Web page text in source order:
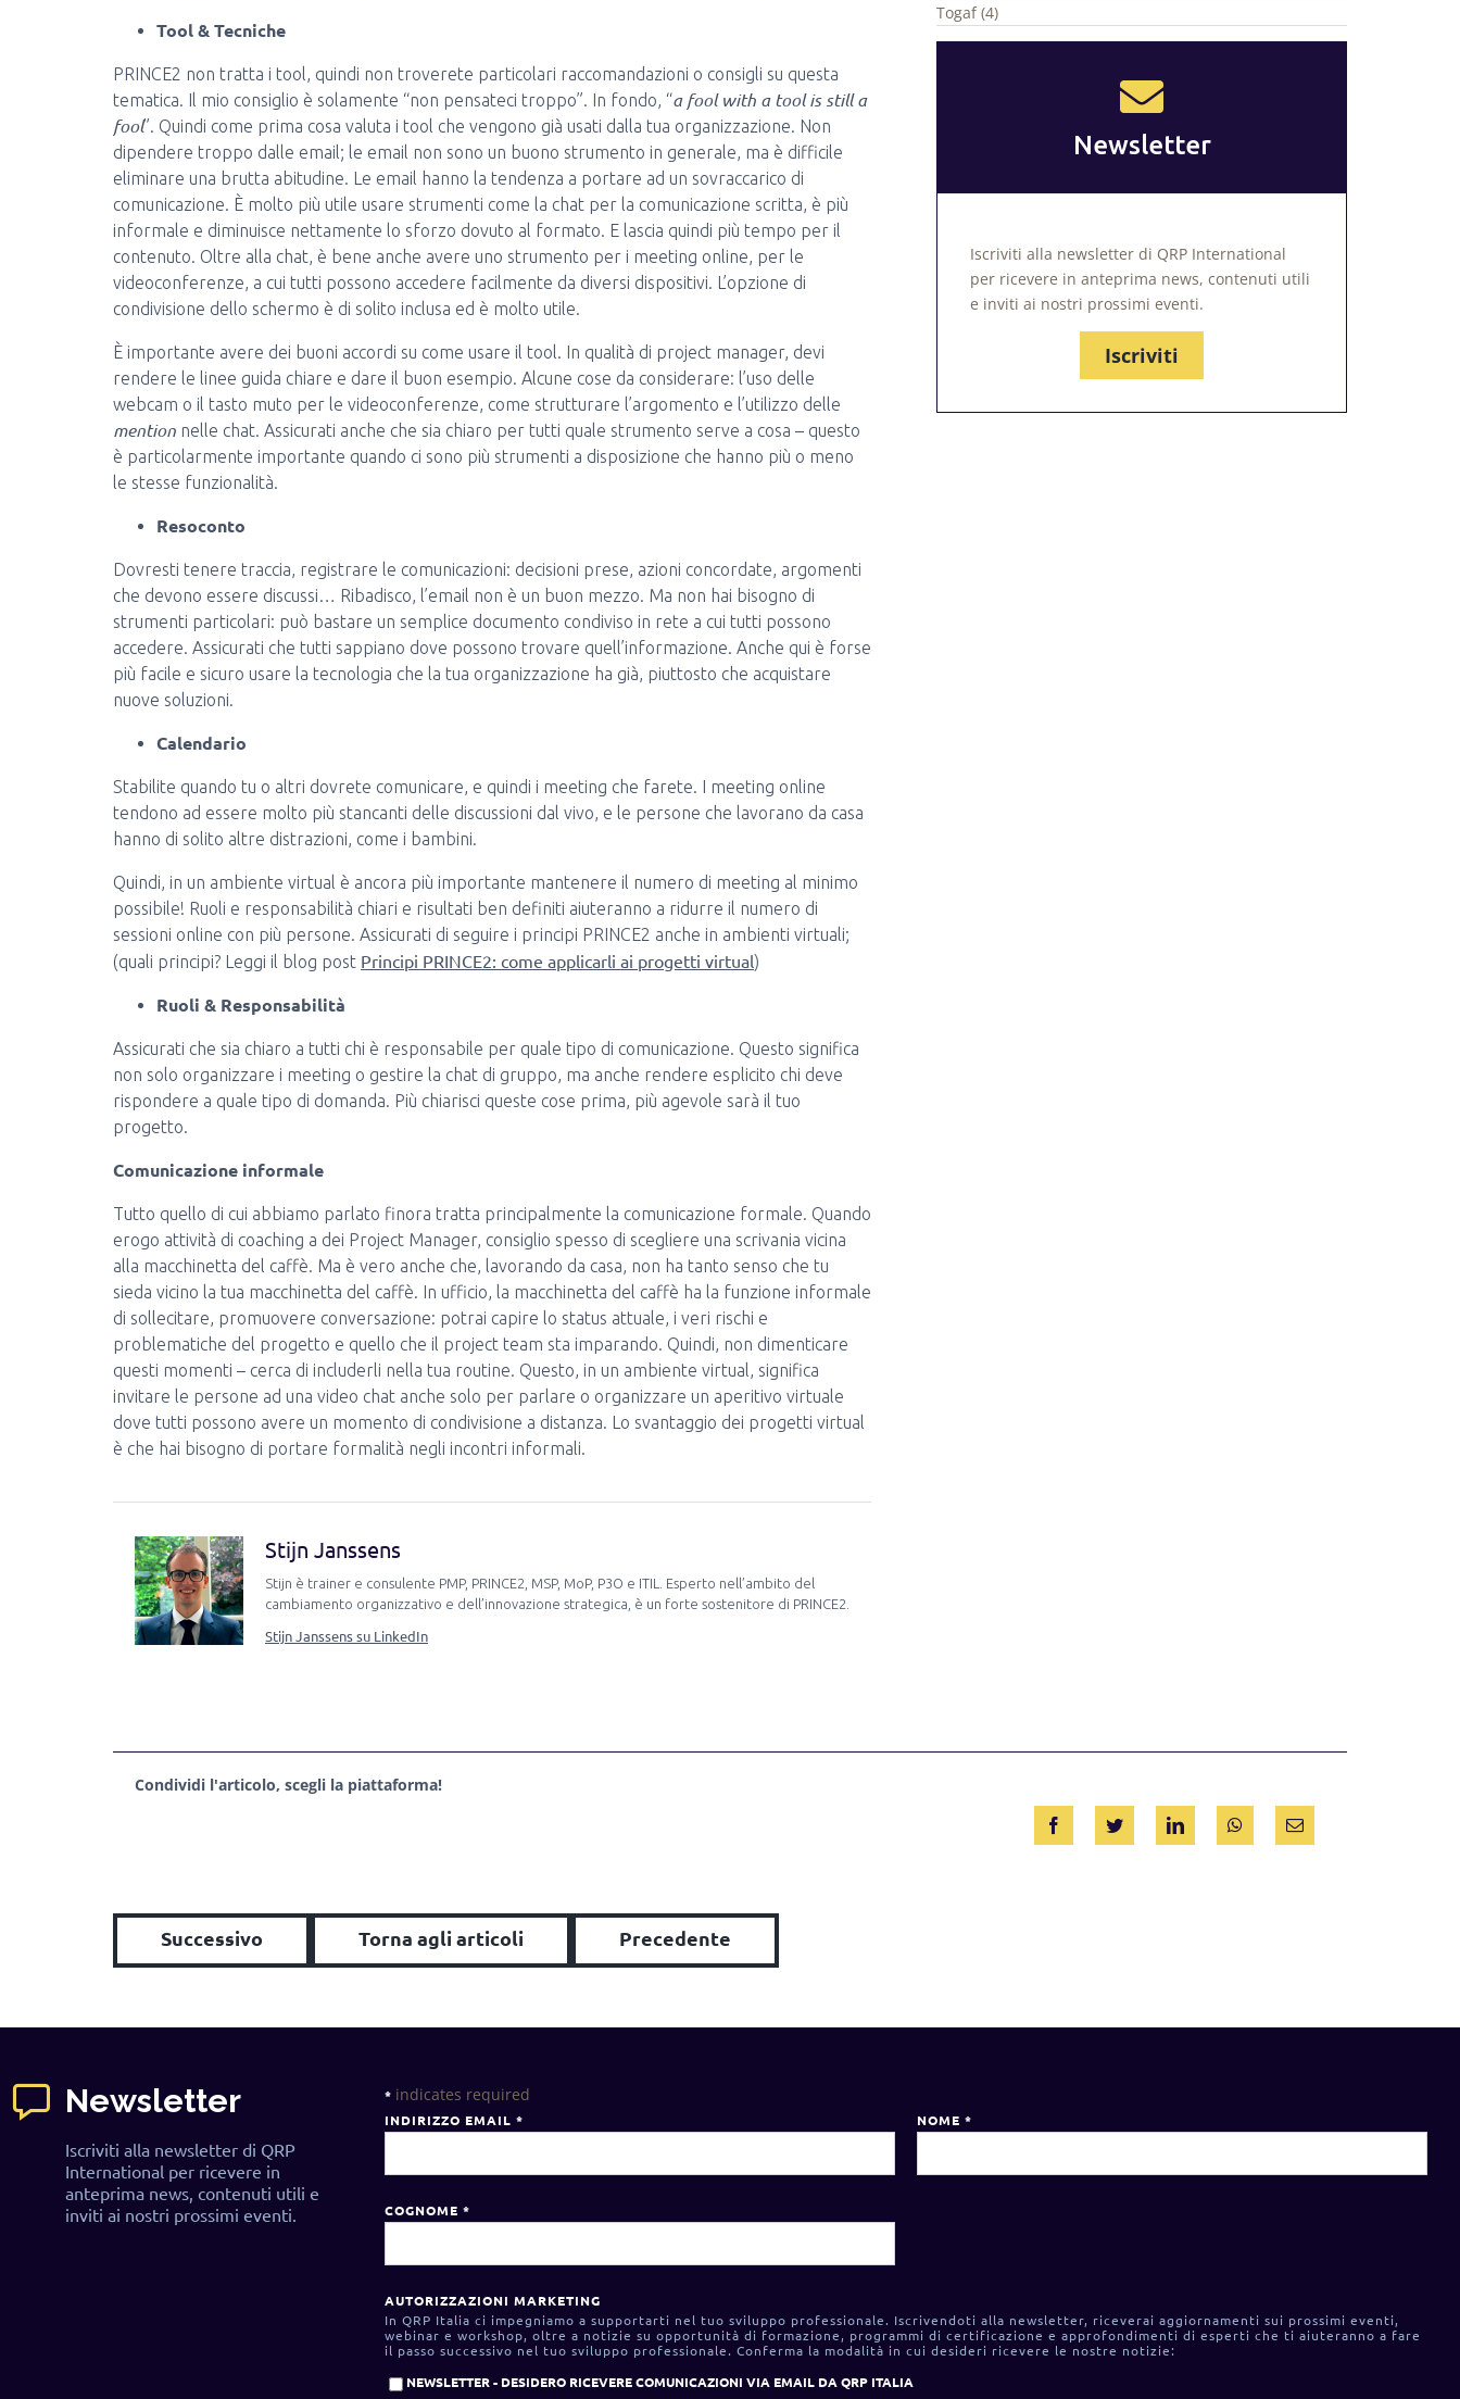
Togaf (4)
Newsletter
Iscriviti alla newsletter di QRP International
per ricevere in anteprima news, contenuti utili
e inviti ai nostri prossimi eventi.
Iscriviti
Tool & Tecniche
PRINCE2 non tratta i tool, quindi non troverete particolari raccomandazioni o consigli su questa
tematica. Il mio consiglio è solamente “non pensateci troppo”. In fondo, “a fool with a tool is still a
fool”. Quindi come prima cosa valuta i tool che vengono già usati dalla tua organizzazione. Non
dipendere troppo dalle email; le email non sono un buono strumento in generale, ma è difficile
eliminare una brutta abitudine. Le email hanno la tendenza a portare ad un sovraccarico di
comunicazione. È molto più utile usare strumenti come la chat per la comunicazione scritta, è più
informale e diminuisce nettamente lo sforzo dovuto al formato. E lascia quindi più tempo per il
contenuto. Oltre alla chat, è bene anche avere uno strumento per i meeting online, per le
videoconferenze, a cui tutti possono accedere facilmente da diversi dispositivi. L’opzione di
condivisione dello schermo è di solito inclusa ed è molto utile.
È importante avere dei buoni accordi su come usare il tool. In qualità di project manager, devi
rendere le linee guida chiare e dare il buon esempio. Alcune cose da considerare: l’uso delle
webcam o il tasto muto per le videoconferenze, come strutturare l’argomento e l’utilizzo delle
mention nelle chat. Assicurati anche che sia chiaro per tutti quale strumento serve a cosa – questo
è particolarmente importante quando ci sono più strumenti a disposizione che hanno più o meno
le stesse funzionalità.
Resoconto
Dovresti tenere traccia, registrare le comunicazioni: decisioni prese, azioni concordate, argomenti
che devono essere discussi… Ribadisco, l’email non è un buon mezzo. Ma non hai bisogno di
strumenti particolari: può bastare un semplice documento condiviso in rete a cui tutti possono
accedere. Assicurati che tutti sappiano dove possono trovare quell’informazione. Anche qui è forse
più facile e sicuro usare la tecnologia che la tua organizzazione ha già, piuttosto che acquistare
nuove soluzioni.
Calendario
Stabilite quando tu o altri dovrete comunicare, e quindi i meeting che farete. I meeting online
tendono ad essere molto più stancanti delle discussioni dal vivo, e le persone che lavorano da casa
hanno di solito altre distrazioni, come i bambini.
Quindi, in un ambiente virtual è ancora più importante mantenere il numero di meeting al minimo
possibile! Ruoli e responsabilità chiari e risultati ben definiti aiuteranno a ridurre il numero di
sessioni online con più persone. Assicurati di seguire i principi PRINCE2 anche in ambienti virtuali;
(quali principi? Leggi il blog post Principi PRINCE2: come applicarli ai progetti virtual)
Ruoli & Responsabilità
Assicurati che sia chiaro a tutti chi è responsabile per quale tipo di comunicazione. Questo significa
non solo organizzare i meeting o gestire la chat di gruppo, ma anche rendere esplicito chi deve
rispondere a quale tipo di domanda. Più chiarisci queste cose prima, più agevole sarà il tuo
progetto.
Comunicazione informale
Tutto quello di cui abbiamo parlato finora tratta principalmente la comunicazione formale. Quando
erogo attività di coaching a dei Project Manager, consiglio spesso di scegliere una scrivania vicina
alla macchinetta del caffè. Ma è vero anche che, lavorando da casa, non ha tanto senso che tu
sieda vicino la tua macchinetta del caffè. In ufficio, la macchinetta del caffè ha la funzione informale
di sollecitare, promuovere conversazione: potrai capire lo status attuale, i veri rischi e
problematiche del progetto e quello che il project team sta imparando. Quindi, non dimenticare
questi momenti – cerca di includerli nella tua routine. Questo, in un ambiente virtual, significa
invitare le persone ad una video chat anche solo per parlare o organizzare un aperitivo virtuale
dove tutti possono avere un momento di condivisione a distanza. Lo svantaggio dei progetti virtual
è che hai bisogno di portare formalità negli incontri informali.
Stijn Janssens
Stijn è trainer e consulente PMP, PRINCE2, MSP, MoP, P3O e ITIL. Esperto nell’ambito del
cambiamento organizzativo e dell’innovazione strategica, è un forte sostenitore di PRINCE2.
Stijn Janssens su LinkedIn
Condividi l'articolo, scegli la piattaforma!
Successivo Torna agli articoli Precedente
Newsletter
Iscriviti alla newsletter di QRP
International per ricevere in
anteprima news, contenuti utili e
inviti ai nostri prossimi eventi.
* indicates required
INDIRIZZO EMAIL* NOME*
COGNOME*
AUTORIZZAZIONI MARKETING
In QRP Italia ci impegniamo a supportarti nel tuo sviluppo professionale. Iscrivendoti alla newsletter, riceverai aggiornamenti sui prossimi eventi,
webinar e workshop, oltre a notizie su opportunità di formazione, programmi di certificazione e approfondimenti di esperti che ti aiuteranno a fare
il passo successivo nel tuo sviluppo professionale. Conferma la modalità in cui desideri ricevere le nostre notizie:
NEWSLETTER - DESIDERO RICEVERE COMUNICAZIONI VIA EMAIL DA QRP ITALIA